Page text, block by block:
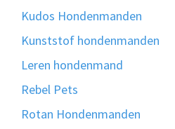
Kudos Hondenmanden
Kunststof hondenmanden
Leren hondenmand
Rebel Pets
Rotan Hondenmanden